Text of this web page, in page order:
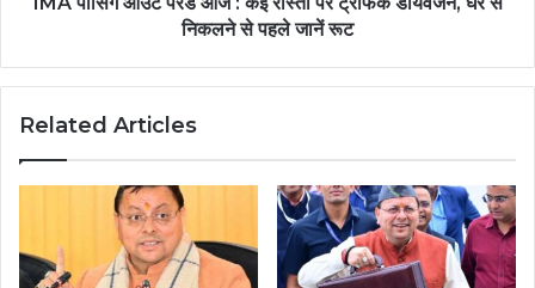
निकलने से पहले जानें रूट
Related Articles